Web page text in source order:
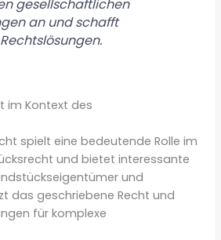
gesellschaftlichen
an und schafft
im Kontext des
spielt eine bedeutende Rolle im
und bietet interessante
und
das geschriebene Recht und
für komplexe